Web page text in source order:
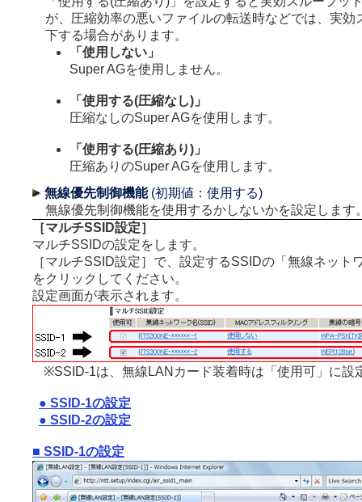
が、圧縮効率の悪いファイルの転送時などでは、実効
下する場合があります。
「使用しない」
Super AGを使用しません。
「使用する(圧縮なし)」
圧縮なしのSuper AGを使用します。
「使用する(圧縮あり)」
圧縮ありのSuper AGを使用します。
無線優先制御機能(初期値：使用する)
無線優先制御機能を使用するかしないかを設定します
［マルチSSID設定］
マルチSSIDの設定をします。
［マルチSSID設定］で、設定するSSIDの「無線ネット
をクリックしてください。
設定画面が表示されます。
※SSID-1は、無線LANカード装着時は「使用可」に設
● SSID-1の設定
● SSID-2の設定
■ SSID-1の設定